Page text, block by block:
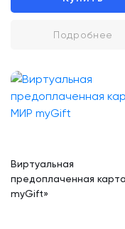
Подробнее
Виртуальная
предоплаченная
myGift»